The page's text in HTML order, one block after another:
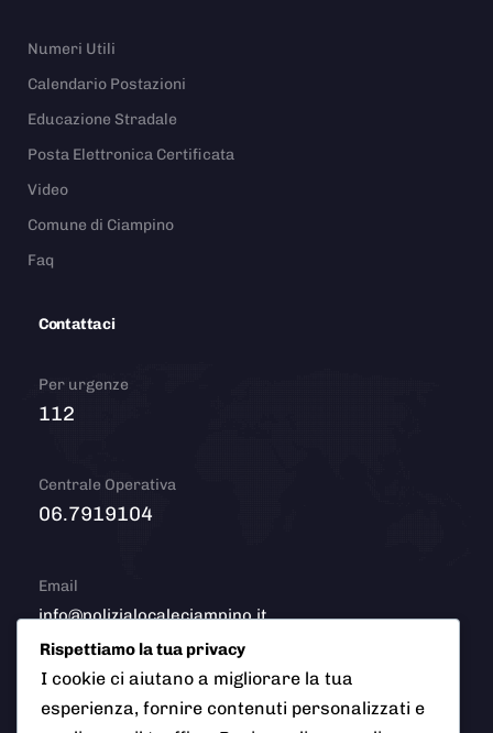
Numeri Utili
Calendario Postazioni
Educazione Stradale
Posta Elettronica Certificata
Video
Comune di Ciampino
Faq
Contattaci
Per urgenze
112
Centrale Operativa
06.7919104
Email
info@polizialocaleciampino.it
© 2026 Polizia Locale del Comune di Ciampino (Roma). Tutti
Rispettiamo la tua privacy
I cookie ci aiutano a migliorare la tua
esperienza, fornire contenuti personalizzati e